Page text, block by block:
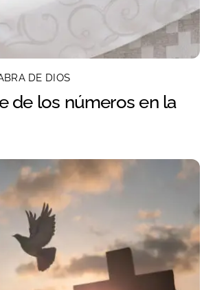
DE DIOS
de los números en la